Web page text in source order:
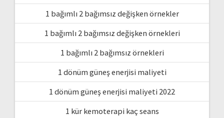
1 bağımlı 2 bağımsız değişken örnekler
1 bağımlı 2 bağımsız değişken örnekleri
1 bağımlı 2 bağımsız örnekleri
1 dönüm güneş enerjisi maliyeti
1 dönüm güneş enerjisi maliyeti 2022
1 kür kemoterapi kaç seans